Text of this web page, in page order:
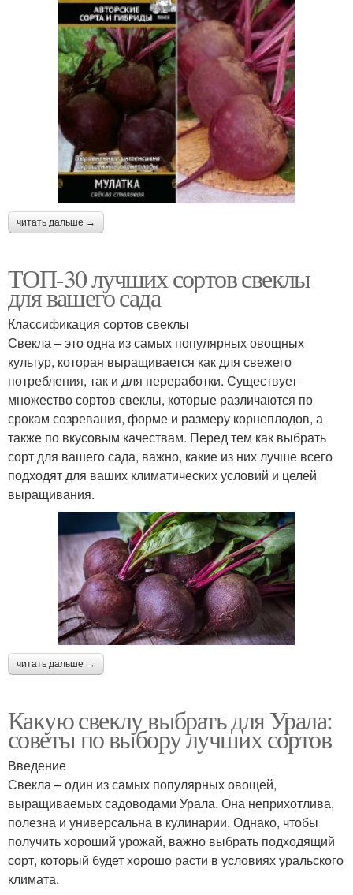
читать дальше →
ТОП-30 лучших сортов свеклы
для вашего сада
Классификация сортов свеклы
Свекла – это одна из самых популярных овощных
культур, которая выращивается как для свежего
потребления, так и для переработки. Существует
множество сортов свеклы, которые различаются по
срокам созревания, форме и размеру корнеплодов, а
также по вкусовым качествам. Перед тем как выбрать
сорт для вашего сада, важно, какие из них лучше всего
подходят для ваших климатических условий и целей
выращивания.
читать дальше →
Какую свеклу выбрать для Урала:
советы по выбору лучших сортов
Введение
Свекла – один из самых популярных овощей,
выращиваемых садоводами Урала. Она неприхотлива,
полезна и универсальна в кулинарии. Однако, чтобы
получить хороший урожай, важно выбрать подходящий
сорт, который будет хорошо расти в условиях уральского
климата.